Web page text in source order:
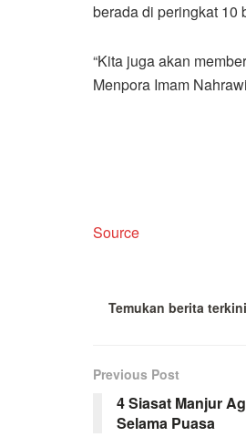
berada di peringkat 10
“Kita juga akan
Menpora Imam
Source
Temukan berita terkini
Previous Post
4 Siasat Manjur
Selama Puasa